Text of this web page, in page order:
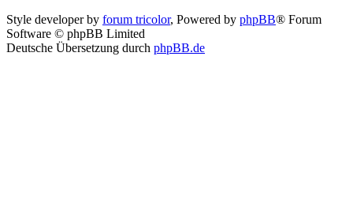
Style developer by forum tricolor, Powered by phpBB® Forum
Software © phpBB Limited
Deutsche Übersetzung durch phpBB.de